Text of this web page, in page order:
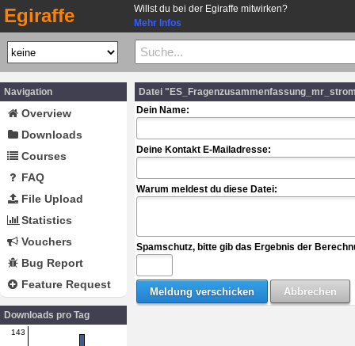
Egiraffe
Willst du bei der Egiraffe mitwirken?
Mehr Infos
Navigation
Overview
Downloads
Courses
FAQ
File Upload
Statistics
Vouchers
Bug Report
Feature Request
Downloads pro Tag
143
Datei
Dein Name:
Deine Kontakt E-Mailadresse:
Warum meldest du diese Datei:
Spamschutz, bitte gib das Ergebnis der